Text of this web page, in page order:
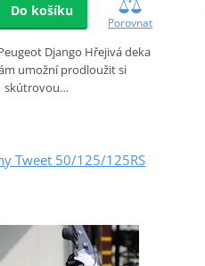
Do košíku
Porovnat
Django Hřejivá deka
umožní prodloužit si
skútrovou…
Tweet 50/125/125RS